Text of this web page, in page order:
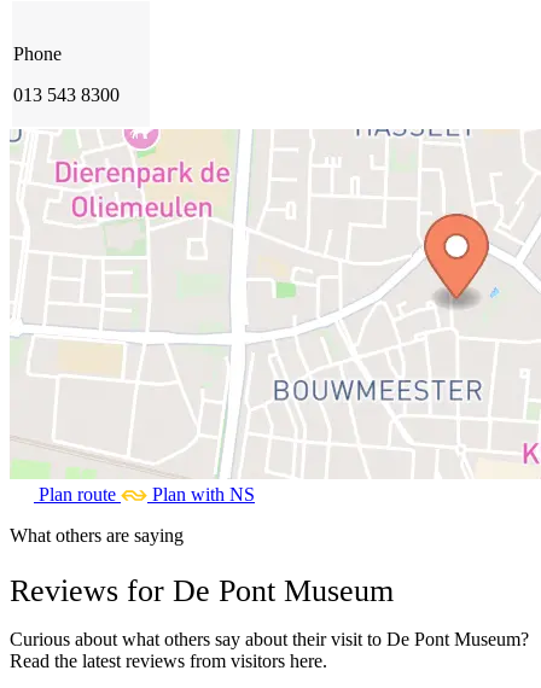
Phone
013 543 8300
Plan route
Plan with NS
What others are saying
Reviews for De Pont Museum
Curious about what others say about their visit to De Pont Museum?
Read the latest reviews from visitors here.